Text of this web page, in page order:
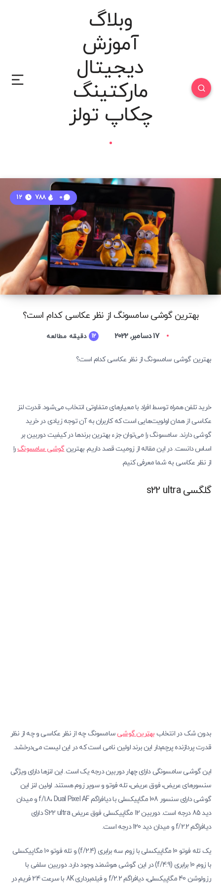
وبلاگ
آموزش
دیجیتال
مارکتینگ
چکاپ تولز
بهترین گوشی سامسونگ از نظر عکاسی کدام است؟
0
788
17 دسامبر, 2022 12 دقیقه مطالعه
بهترین گوشی سامسونگ از نظر عکاسی کدام است؟
خرید تلفن همراه توسط افراد با معیارهای متفاوتی انتخاب می‌شود. قدرت لنز
عکاسی از همان اولویت‌هایی است که کاربران به آن توجه زیادی در خرید
گوشی دارند. سامسونگ را می‌توان جزء بهترین برندها در کیفیت دوربین بر
اساس دانست. در این مقاله از زومیت قصد داریم. بهترینگوشی سامسونگرا
از نظر عکاسی به شما معرفی کنیم.
گلگسی s22 ultra
بدون شک در انتخاب بهترین گوشیسامسونگ چه از نظر عکاسی و چه از نظر
قدرت پردازنده پرچم‌دار این برند اولین نامی است که در این لیست می‌درخشد.
این گوشی سامسونگی دارای چهار دوربین درجه یک است. این لنزها دارای ویژگی
سنسورهای عریض، فوق عریض، تله فوتو و سوپر زوم هستند. اولین لنز این
گوشی دارای سنسور 108 مگاپیکسلی با دیافراگم f/1.8، Dual Pixel AF و میدان
دید 85 درجه است. دوربین 12 مگاپیکسلی فوق عریض S22 ultra دارای
دیافراگم f/2.2 و میدان دید 120 درجه است.
یک تله فوتو 10 مگاپیکسلی با زوم سه برابری (f/2.4) و تله فوتو 10 مگاپیکسلی
با زوم 10 برابری (f/4.9) در این گوشی هوشمند وجود دارد. دوربین سلفی با
رزولوشن 40 مگاپیکسلی، دیافراگم f/2.2 و فیلمبرداری 8K با سرعت 24 فریم در